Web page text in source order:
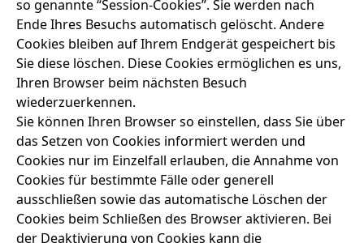
so genannte “Session-Cookies”. Sie werden nach
Ende Ihres Besuchs automatisch gelöscht. Andere
Cookies bleiben auf Ihrem Endgerät gespeichert bis
Sie diese löschen. Diese Cookies ermöglichen es uns,
Ihren Browser beim nächsten Besuch
wiederzuerkennen.
Sie können Ihren Browser so einstellen, dass Sie über
das Setzen von Cookies informiert werden und
Cookies nur im Einzelfall erlauben, die Annahme von
Cookies für bestimmte Fälle oder generell
ausschließen sowie das automatische Löschen der
Cookies beim Schließen des Browser aktivieren. Bei
der Deaktivierung von Cookies kann die